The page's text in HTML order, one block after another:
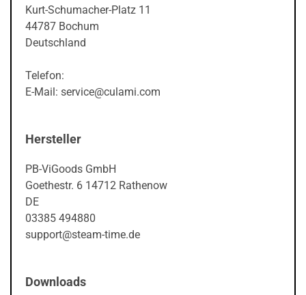
Kurt-Schumacher-Platz 11
44787 Bochum
Deutschland
Telefon:
E-Mail: service@culami.com
Hersteller
PB-ViGoods GmbH
Goethestr. 6 14712 Rathenow
DE
03385 494880
support@steam-time.de
Downloads